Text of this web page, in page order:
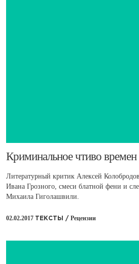
​Криминальное чтиво
Литературный критик Алексей
Ивана Грозного, смеси блатной фени и
Михаила Гиголашвили.
02.02.2017 ТЕКСТЫ / Рецензии